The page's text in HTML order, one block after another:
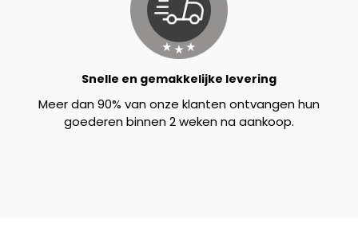
Snelle en gemakkelijke levering
Meer dan 90% van onze klanten ontvangen hun
goederen binnen 2 weken na aankoop.